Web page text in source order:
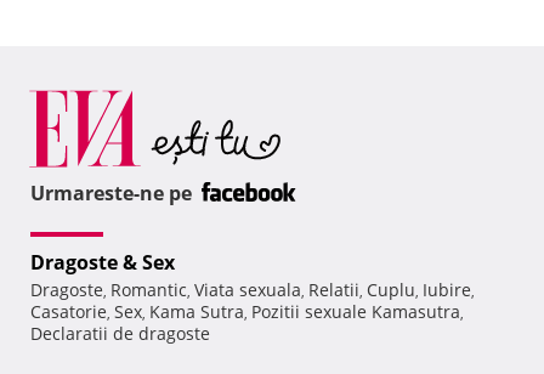
Urmareste-ne pe
Dragoste & Sex
Dragoste, Romantic, Viata sexuala, Relatii, Cuplu, Iubire,
Casatorie, Sex, Kama Sutra, Pozitii sexuale Kamasutra,
Declaratii de dragoste